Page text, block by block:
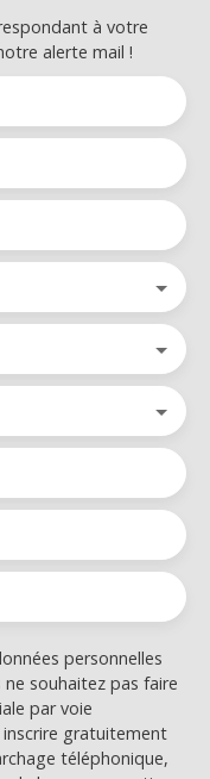
à votre
alerte mail !
personnelles
souhaitez pas faire
par voie
gratuitement
téléphonique,